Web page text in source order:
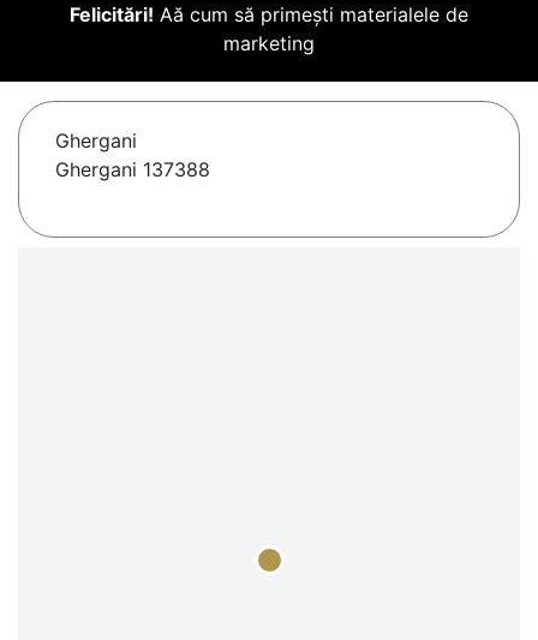
Felicitări! Aă cum să primești materialele de
marketing
Ghergani
Ghergani 137388